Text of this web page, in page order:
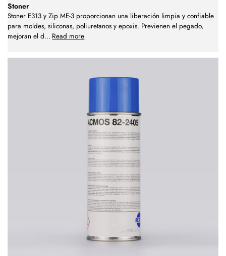
Stoner
Stoner E313 y Zip ME-3 proporcionan una liberación limpia y confiable
para moldes, siliconas, poliuretanos y epoxis. Previenen el pegado,
mejoran el d... Read more